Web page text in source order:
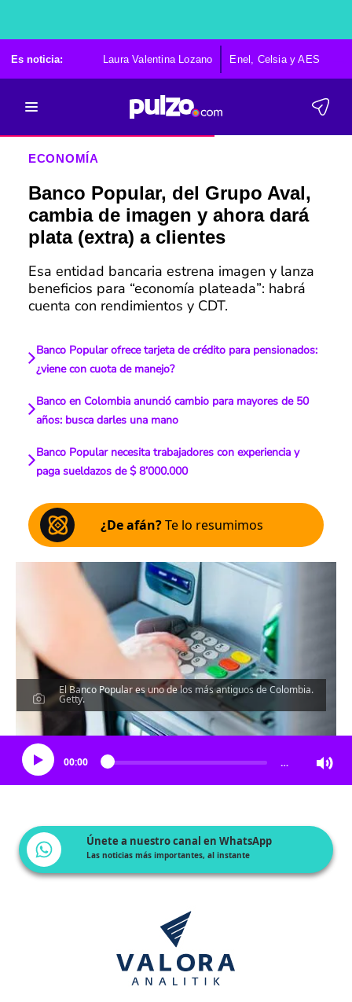
Es noticia: Laura Valentina Lozano Enel, Celsia y AES
ECONOMÍA
Banco Popular, del Grupo Aval,
cambia de imagen y ahora dará
plata (extra) a clientes
Esa entidad bancaria estrena imagen y lanza
beneficios para “economía plateada”: habrá
cuenta con rendimientos y CDT.
Banco Popular ofrece tarjeta de crédito para pensionados:
¿viene con cuota de manejo?
Banco en Colombia anunció cambio para mayores de 50
años: busca darles una mano
Banco Popular necesita trabajadores con experiencia y
paga sueldazos de $ 8’000.000
¿De afán?Te lo resumimos
El Banco Popular es uno de los más antiguos de Colombia.
Getty.
Escucha el artículo
00:00 …
Únete a nuestro canal en WhatsApp
Las noticias más importantes, al instante